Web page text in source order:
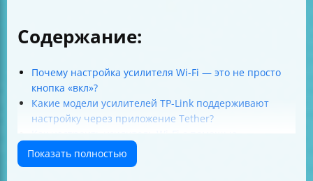
Содержание:
Почему настройка усилителя Wi-Fi — это не просто
кнопка «вкл»?
Какие модели усилителей TP-Link поддерживают
настройку через приложение Tether?
приложения Tether — пошагово
Почему забыть сеть основного роутера на время
Показать полностью